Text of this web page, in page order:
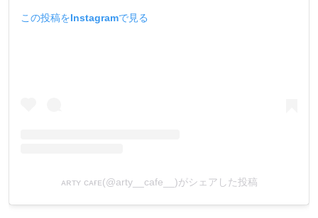
この投稿をInstagramで見る
ᴀʀᴛʏ ᴄᴀғᴇ(@arty__cafe__)がシェアした投稿